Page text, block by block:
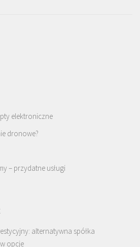
elektroniczne
dronowe?
– przydatne usługi
alternatywna spółka
opcje